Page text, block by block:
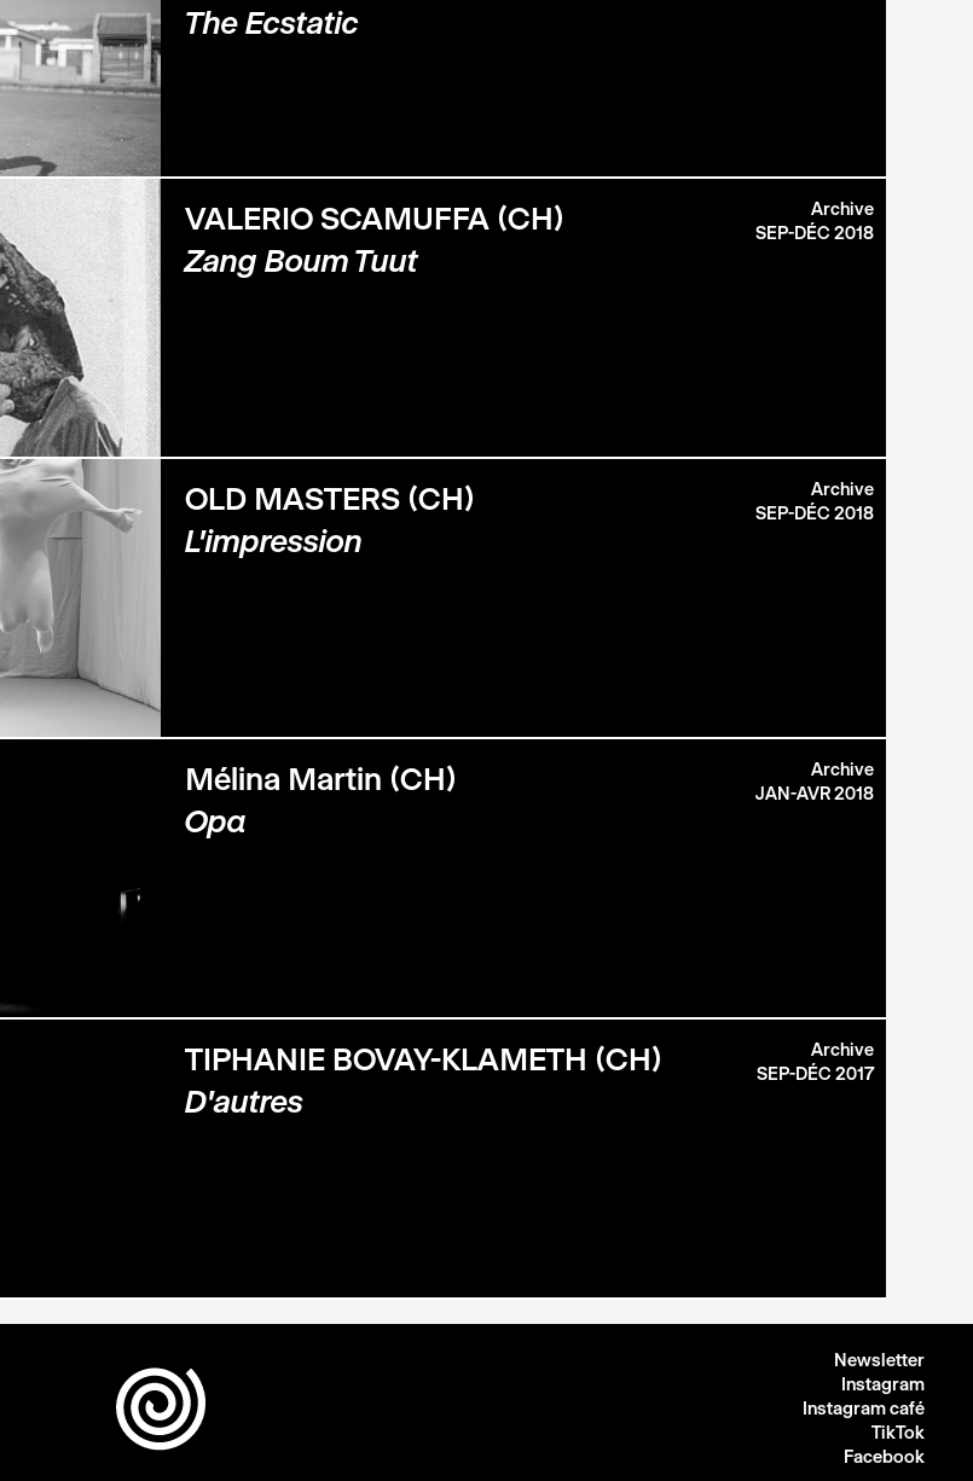
The Ecstatic
VALERIO SCAMUFFA (CH)
Zang Boum Tuut
Archive
SEP-DÉC 2018
OLD MASTERS (CH)
L’impression
Archive
SEP-DÉC 2018
Mélina Martin (CH)
Opα
Archive
JAN-AVR 2018
TIPHANIE BOVAY-KLAMETH (CH)
D'autres
Archive
SEP-DÉC 2017
Newsletter
Instagram
Instagram café
TikTok
Facebook